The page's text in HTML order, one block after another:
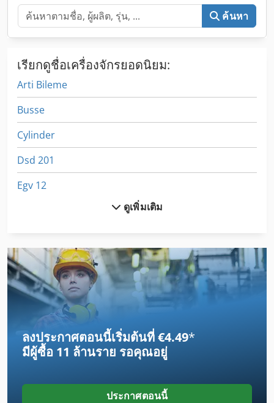
ค้นหา
เรียกดูชื่อเครื่องจักรยอดนิยม:
Arti Bileme
Busse
Cylinder
Dsd 201
Egv 12
Frommia 261
Gmx 200 Linear
Gx 11 Ff
Label
Lcf 1
Lm
ดูเพิ่มเติม
ลงประกาศตอนนี้เริ่มต้นที่ €4.49*
มีผู้ซื้อ 11 ล้านราย รอคุณอยู่
ประกาศตอนนี้